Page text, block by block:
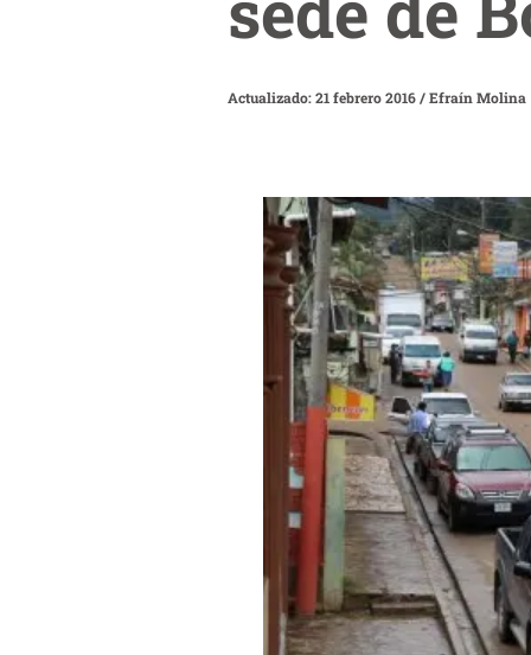
Actualizado: 21 febrero 2016/Efraín Molina